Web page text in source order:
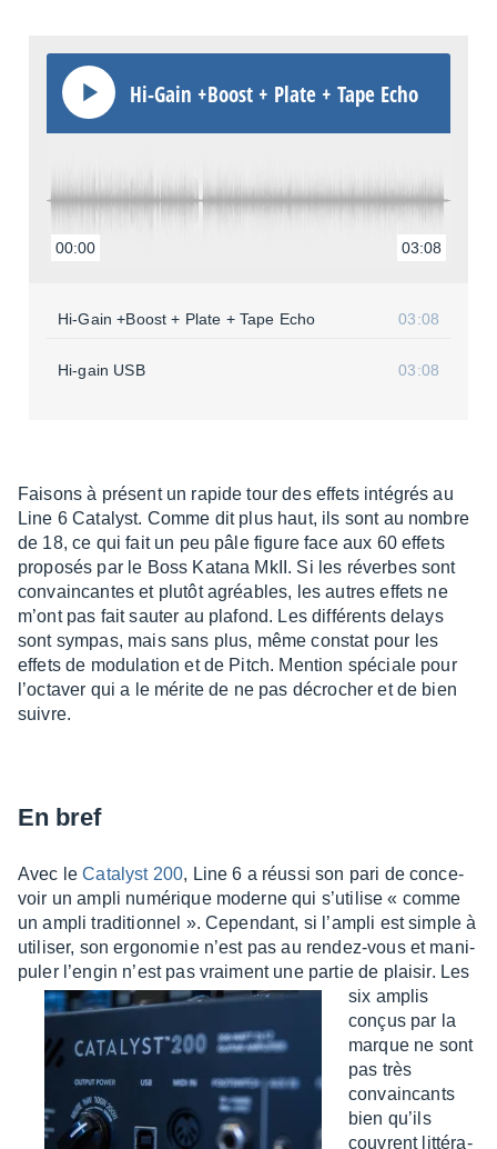
Hi-Gain +Boost + Plate + Tape Echo
00:00 03:08
Hi-Gain +Boost + Plate + Tape Echo 03:08
Hi-gain USB 03:08
Faisons à présent un rapide tour des effets inté­grés au
Line 6 Cata­lyst. Comme dit plus haut, ils sont au nombre
de 18, ce qui fait un peu pâle figure face aux 60 effets
propo­sés par le Boss Katana MkII. Si les réverbes sont
convain­cantes et plutôt agréables, les autres effets ne
m’ont pas fait sauter au plafond. Les diffé­rents delays
sont sympas, mais sans plus, même constat pour les
effets de modu­la­tion et de Pitch. Mention spéciale pour
l’oc­ta­ver qui a le mérite de ne pas décro­cher et de bien
suivre.
En bref
Avec leCata­lyst 200, Line 6 a réussi son pari de conce­
voir un ampli numé­rique moderne qui s’uti­lise « comme
un ampli tradi­tion­nel ». Cepen­dant, si l’am­pli est simple à
utili­ser, son ergo­no­mie n’est pas au rendez-vous et mani­
pu­ler l’en­gin n’est pas vrai­ment une partie de plai­sir. Les
six amplis
conçus par la
marque ne sont
pas très
convain­cants
bien qu’ils
couvrent litté­ra­